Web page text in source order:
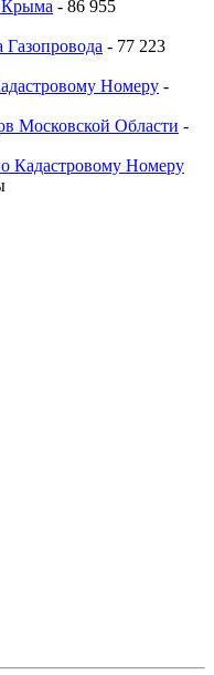
Крыма - 86 955
Газопровода - 77 223
Номеру -
Московской Области -
Кадастровому Номеру